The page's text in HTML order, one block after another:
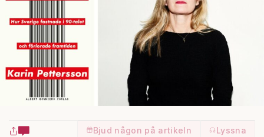
Bjud någon på artikeln
Lyssna